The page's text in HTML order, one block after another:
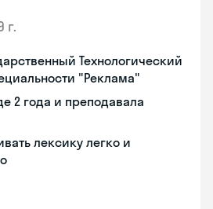
г.
Технологический
"Реклама"
2 года и преподавала
лексику легко и